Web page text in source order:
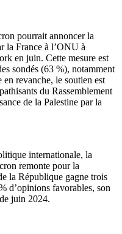
pourrait annoncer la
la France à l’ONU à
en juin. Cette mesure est
sondés (63 %), notamment
revanche, le soutien est
du Rassemblement
de la Palestine par la
internationale, la
remonte pour la
la République gagne trois
d’opinions favorables, son
juin 2024.